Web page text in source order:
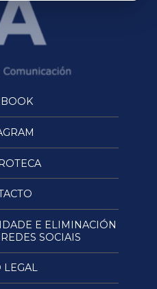
E ELIMINACIÓN
SOCIAIS
LEGAL